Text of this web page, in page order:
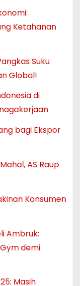
Ketahanan
Suku
Global!
di
bagi Ekspor
AS Raup
Konsumen
Ambruk:
demi
Masih